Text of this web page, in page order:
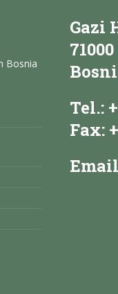
Bosnia
Gazi
Tel.:
Fax: